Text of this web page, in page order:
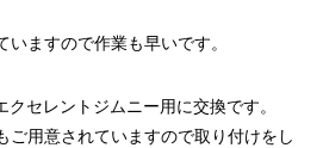
いますので作業も早いです。
クセレントジムニー用に交換です。
ご用意されていますので取り付けをし